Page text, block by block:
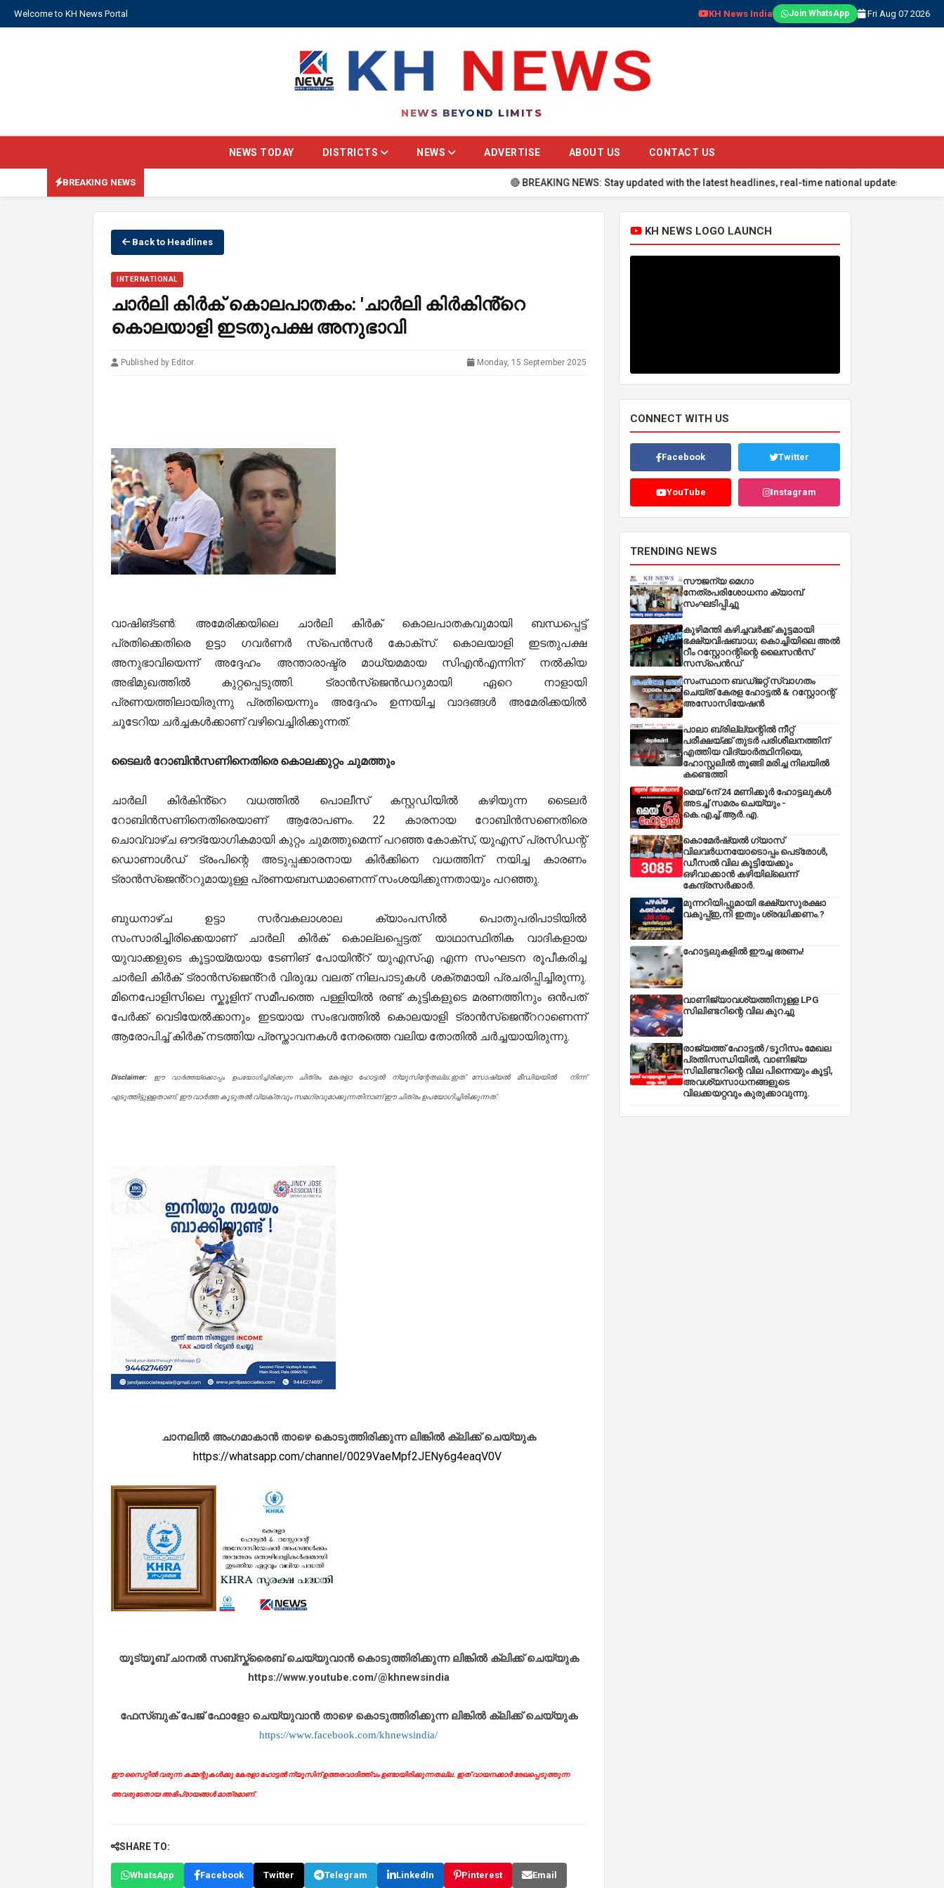
Welcome to KH News Portal KH News India Join WhatsApp Fri Aug 07 2026
NEWS BEYOND LIMITS
NEWS TODAY DISTRICTS NEWS ADVERTISE ABOUT US CONTACT US
BREAKING NEWS 🔴 BREAKING NEWS: Stay updated with the latest headlines, real-time national updates, global
Back to Headlines
INTERNATIONAL
ചാർലി കിർക് കൊലപാതകം: 'ചാർലി കിർകിൻ്റെ
കൊലയാളി ഇടതുപക്ഷ അനുഭാവി
Published by Editor Monday, 15 September 2025
വാഷിങ്ടൺ: അമേരിക്കയിലെ ചാർലി കിർക് കൊലപാതകവുമായി ബന്ധപ്പെട്ട്
പ്രതിക്കെതിരെ ഉട്ടാ ഗവർണർ സ്പെൻസർ കോക്സ്. കൊലയാളി ഇടതുപക്ഷ
അനുഭാവിയെന്ന് അദ്ദേഹം അന്താരാഷ്ട്ര മാധ്യമമായ സിഎൻഎന്നിന് നൽകിയ
അഭിമുഖത്തിൽ കുറ്റപ്പെടുത്തി. ട്രാൻസ്‌ജെൻഡറുമായി ഏറെ നാളായി
പ്രണയത്തിലായിരുന്നു പ്രതിയെന്നും അദ്ദേഹം ഉന്നയിച്ച വാദങ്ങൾ അമേരിക്കയിൽ
ചൂടേറിയ ചർച്ചകൾക്കാണ് വഴിവെച്ചിരിക്കുന്നത്.
ടൈലർ റോബിൻസണിനെതിരെ കൊലക്കുറ്റം ചുമത്തും
ചാർലി കിർകിൻ്റെ വധത്തിൽ പൊലീസ് കസ്റ്റഡിയിൽ കഴിയുന്ന ടൈലർ
റോബിൻസണിനെതിരെയാണ് ആരോപണം. 22 കാരനായ റോബിൻസണെതിരെ
ചൊവ്വാഴ്ച ഔദ്യോഗികമായി കുറ്റം ചുമത്തുമെന്ന് പറഞ്ഞ കോക്സ്, യുഎസ് പ്രസിഡന്റ്
ഡൊണാൾഡ് ട്രംപിന്റെ അടുപ്പക്കാരനായ കിർക്കിനെ വധത്തിന് നയിച്ച കാരണം
ട്രാൻസ്ജെൻ്ററുമായുള്ള പ്രണയബന്ധമാണെന്ന് സംശയിക്കുന്നതായും പറഞ്ഞു.
ബുധനാഴ്ച ഉട്ടാ സർവകലാശാല ക്യാംപസിൽ പൊതുപരിപാടിയിൽ
സംസാരിച്ചിരിക്കെയാണ് ചാർലി കിർക് കൊല്ലപ്പെട്ടത്. യാഥാസ്ഥിതിക വാദികളായ
യുവാക്കളുടെ കൂട്ടായ്മയായ ടേണിങ് പോയിൻ്റ് യുഎസ്എ എന്ന സംഘടന രൂപീകരിച്ച
ചാർലി കിർക് ട്രാൻസ്ജെൻ്റർ വിരുദ്ധ വലത് നിലപാടുകൾ ശക്തമായി പ്രചരിപ്പിച്ചിരുന്നു.
മിനെപോളിസിലെ സ്കൂളിന് സമീപത്തെ പള്ളിയിൽ രണ്ട് കുട്ടികളുടെ മരണത്തിനും ഒൻപത്
പേർക്ക് വെടിയേൽക്കാനും ഇടയായ സംഭവത്തിൽ കൊലയാളി ട്രാൻസ്ജെൻ്ററാണെന്ന്
ആരോപിച്ച് കിർക് നടത്തിയ പ്രസ്താവനകൾ നേരത്തെ വലിയ തോതിൽ ചർച്ചയായിരുന്നു.
Disclaimer: ഈ വാർത്തയ്ക്കൊപ്പം ഉപയോഗിച്ചിരിക്കുന്ന ചിത്രം കേരളാ ഹോട്ടൽ ന്യൂസിന്റേതല്ല.ഇത് സോഷ്യൽ മീഡിയയിൽ നിന്ന്
എടുത്തിട്ടുള്ളതാണ്. ഈ വാർത്ത കൂടുതൽ വ്യക്തവും സമഗ്രവുമാക്കുന്നതിനാണ് ഈ ചിത്രം ഉപയോഗിച്ചിരിക്കുന്നത്.
ചാനലിൽ അംഗമാകാൻ താഴെ കൊടുത്തിരിക്കുന്ന ലിങ്കിൽ ക്ലിക്ക് ചെയ്യുക
https://whatsapp.com/channel/0029VaeMpf2JENy6g4eaqV0V
യൂട്യൂബ് ചാനൽ സബ്സ്ക്രൈബ് ചെയ്യുവാൻ കൊടുത്തിരിക്കുന്ന ലിങ്കിൽ ക്ലിക്ക് ചെയ്യുക
https://www.youtube.com/@khnewsindia
ഫേസ്ബുക് പേജ് ഫോളോ ചെയ്യുവാൻ താഴെ കൊടുത്തിരിക്കുന്ന ലിങ്കിൽ ക്ലിക്ക് ചെയ്യുക
https://www.facebook.com/khnewsindia/
ഈ സൈറ്റിൽ വരുന്ന കമ്മന്റുകൾക്കു കേരളാ ഹോട്ടൽ ന്യൂസിന് ഉത്തരവാദിത്ത്വം ഉണ്ടായിരിക്കുന്നതല്ല. ഇത് വായനക്കാർ രേഖപ്പെടുത്തുന്ന
അവരുടേതായ അഭിപ്രായങ്ങൾ മാത്രമാണ്.
SHARE TO:
WhatsApp Facebook Twitter Telegram LinkedIn Pinterest Email
KH NEWS LOGO LAUNCH
CONNECT WITH US
Facebook Twitter
YouTube Instagram
TRENDING NEWS
സൗജന്യ മെഗാ
നേത്രപരിശോധനാ ക്യാമ്പ്
സംഘടിപ്പിച്ചു
കുഴിമന്തി കഴിച്ചവർക്ക് കൂട്ടമായി
ഭക്ഷ്യവിഷബാധ; കൊച്ചിയിലെ അൽ
റീം റസ്റ്റോറന്റിന്റെ ലൈസൻസ്
സസ്പെൻഡ്
സംസ്ഥാന ബഡ്‌ജറ്റ് സ്വാഗതം
ചെയ്ത് കേരള ഹോട്ടൽ & റസ്റ്റോറന്റ്
അസോസിയേഷൻ
പാലാ ബ്രില്ല്യന്റിൽ നീറ്റ്
പരീക്ഷയ്ക്ക് തുടർ പരിശീലനത്തിന്
എത്തിയ വിദ്യാർത്ഥിനിയെ,
ഹോസ്റ്റലിൽ തൂങ്ങി മരിച്ച നിലയിൽ
കണ്ടെത്തി
മെയ് 6ന് 24 മണിക്കൂർ ഹോട്ടലുകൾ
അടച്ച് സമരം ചെയ്യും -
കെ.എച്ച്.ആർ.എ.
കൊമേർഷ്യൽ ഗ്യാസ്
വിലവർധനയോടൊപ്പം പെട്രോൾ,
ഡീസല്‍ വില കൂട്ടിയേക്കും
ഒഴിവാക്കാന്‍ കഴിയില്ലെന്ന്
കേന്ദ്രസര്‍ക്കാര്‍.
മുന്നറിയിപ്പുമായി ഭക്ഷ്യസുരക്ഷാ
വകുപ്പ്ഇ,നി ഇതും ശ്രദ്ധിക്കണം.?
ഹോട്ടലുകളിൽ ഈച്ച ഭരണം!
വാണിജ്യാവശ്യത്തിനുള്ള LPG
സിലിണ്ടറിന്റെ വില കുറച്ചു
രാജ്യത്ത് ഹോട്ടൽ /ടൂറിസം മേഖല
പ്രതിസന്ധിയിൽ, വാണിജ്യ
സിലിണ്ടറിന്റെ വില പിന്നെയും കൂട്ടി,
അവശ്യസാധനങ്ങളുടെ
വിലക്കയറ്റവും കുരുക്കാവുന്നു.